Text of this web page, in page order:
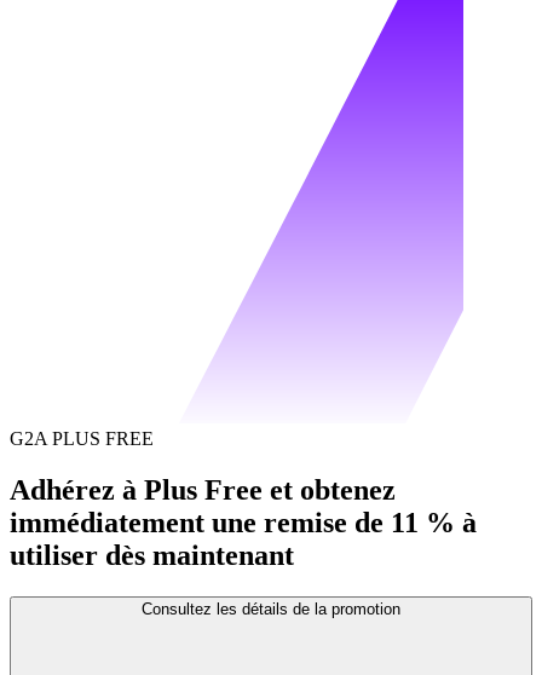
G2A PLUS FREE
Adhérez à Plus Free et obtenez
immédiatement une remise de 11 % à
utiliser dès maintenant
Consultez les détails de la promotion